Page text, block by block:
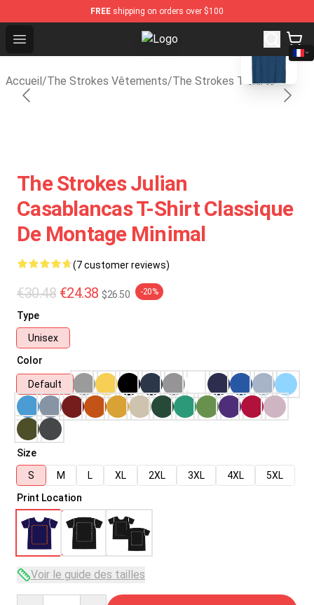
FREE shipping on orders over $100
Open menu The Strokes Shop - Official The
Accueil/The Strokes Vêtements/The Strokes T-shirts
blank template
The Strokes Julian
Casablancas T-Shirt Classique
De Montage Minimal
(7 customer reviews)
€30.48 €24.38 $26.50 -20%
Type
Unisex
Color
Default
Size
S
M L XL 2XL 3XL 4XL
5XL
Print Location
Voir le guide des tailles